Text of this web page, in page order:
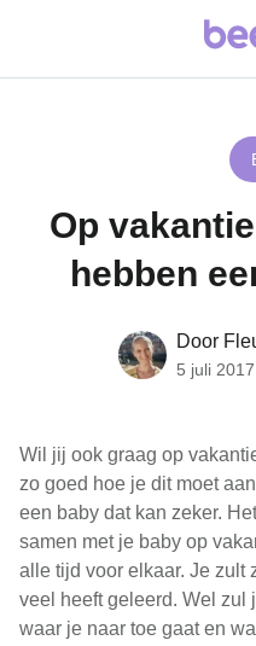
Op
hebben
Door
5 juli 2017
Wil jij ook graag op
zo goed hoe je dit moet
een baby dat kan zeker.
samen met je baby op
alle tijd voor elkaar. Je zult
veel heeft geleerd. Wel zul
waar je naar toe gaat en